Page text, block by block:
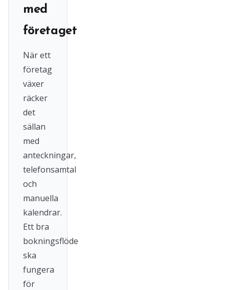
med
företaget
När ett
företag
växer
räcker
det
sällan
med
anteckningar,
telefonsamtal
och
manuella
kalendrar.
Ett bra
bokningsflöde
ska
fungera
för